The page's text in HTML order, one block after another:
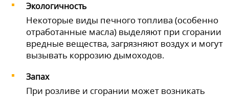
Экологичность
Некоторые виды печного топлива (особенно
отработанные масла) выделяют при сгорании
вредные вещества, загрязняют воздух и могут
вызывать коррозию дымоходов.
Запах
При розливе и сгорании может возникать